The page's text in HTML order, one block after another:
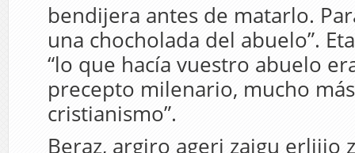
bendijera antes de matarlo.
una chocholada del abuelo”.
“lo que hacía vuestro abuelo
precepto milenario, mucho
cristianismo”.
Beraz, argiro ageri zaigu erlijio